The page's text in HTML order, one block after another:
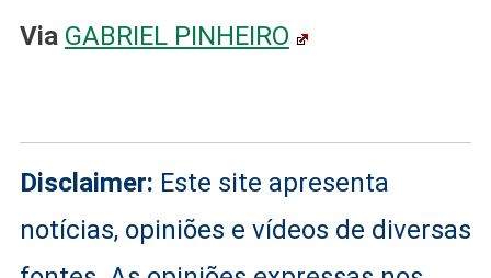
Via GABRIEL PINHEIRO
Disclaimer: Este site apresenta
notícias, opiniões e vídeos de diversas